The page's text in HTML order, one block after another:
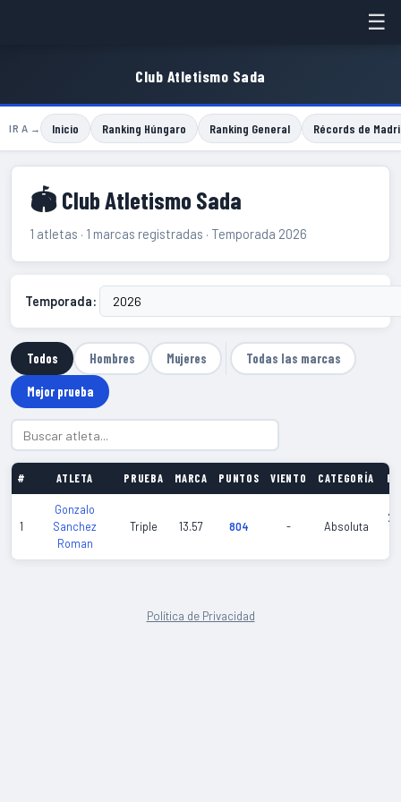
☰
Club Atletismo Sada
IR A → Inicio Ranking Húngaro Ranking General Récords de
🏟 Club Atletismo Sada
1 atletas · 1 marcas registradas · Temporada 2026
Temporada:
Todos Hombres Mujeres Todas las marcas
Mejor prueba
# ATLETA PRUEBA MARCA PUNTOS VIENTO CATEGORÍA
1
Gonzalo
Sanchez
Roman
Triple 13.57 804 - Absoluta
Política de Privacidad